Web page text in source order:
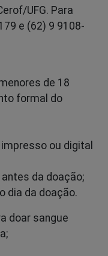
UFG. Para
e (62) 9 9108-
de 18
formal do
ou digital
da doação;
dia da doação.
doar sangue